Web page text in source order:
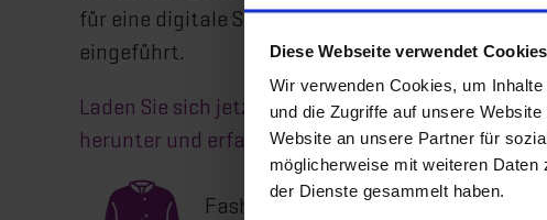
Diese Webseite verwendet Cookies
Wir verwenden Cookies, um
und die Zugriffe auf unsere
Website an unsere Partner für
möglicherweise mit weiteren
der Dienste gesammelt haben.
für eine digitale Supply Chain entschieden und
eingeführt.
Laden Sie sich jetzt unsere exklusive Case Study
herunter und erfahren Sie, wie:
Fashion-Brands ihre Supply Chain